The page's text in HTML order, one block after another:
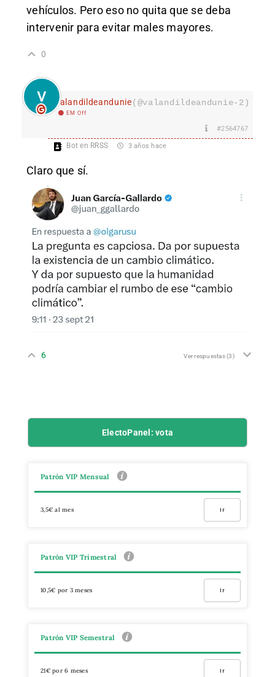
vehículos. Pero eso no quita que se deba
intervenir para evitar males mayores.
0
valandildeandunie(@valandildeandunie-2)
EM Off
#2564767
Bot en RRSS 3 años hace
Claro que sí.
6 Ver respuestas(3)
ElectoPanel: vota
Patrón VIP Mensual
3,5€ al mes Ir
Patrón VIP Trimestral
10,5€ por 3 meses Ir
Patrón VIP Semestral
21€ por 6 meses Ir